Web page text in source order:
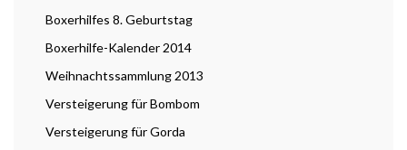
Boxerhilfes 8. Geburtstag
Boxerhilfe-Kalender 2014
Weihnachtssammlung 2013
Versteigerung für Bombom
Versteigerung für Gorda